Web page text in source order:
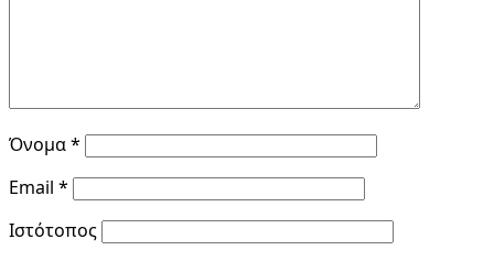
Όνομα*
Email *
Ιστότοπος